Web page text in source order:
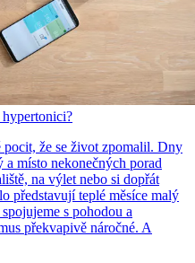
že se život zpomalil. Dny
a místo nekonečných porad
na výlet nebo si dopřát
představují teplé měsíce malý
s pohodou a
překvapivě náročné. A